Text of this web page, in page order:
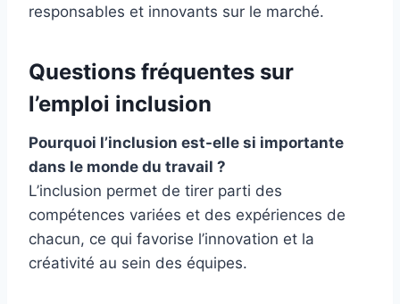
responsables et innovants sur le marché.
Questions fréquentes sur
l’emploi inclusion
Pourquoi l’inclusion est-elle si importante
dans le monde du travail ?
L’inclusion permet de tirer parti des
compétences variées et des expériences de
chacun, ce qui favorise l’innovation et la
créativité au sein des équipes.